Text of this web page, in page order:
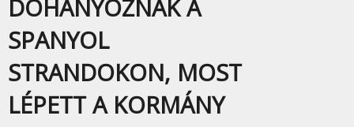
DOHÁNYOZNAK A
SPANYOL
STRANDOKON, MOST
LÉPETT A KORMÁNY